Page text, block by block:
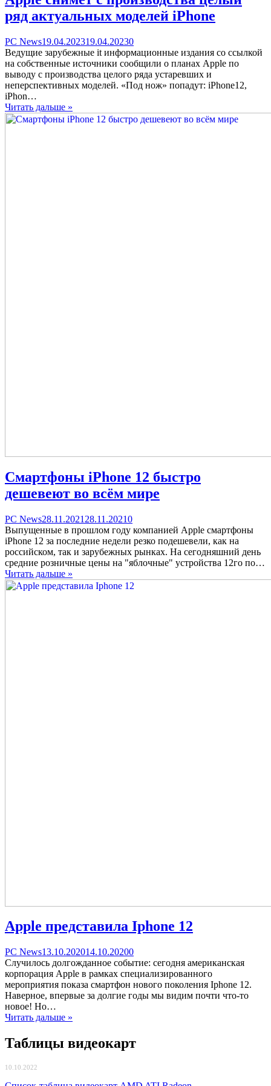
ряд актуальных моделей iPhone
Categories
PC NewsPosted
on
19.04.202319.04.20230comments
on
Apple
снимет
с
ряд
Ведущие зарубежные it информационные издания со ссылкой
на собственные источники сообщили о планах Apple по
выводу с производства целого ряда устаревших и
неперспективных моделей. «Под нож» попадут: iPhone12,
iPhon…
Читать дальше »
Смартфоны iPhone 12 быстро
дешевеют во всём мире
Categories
PC NewsPosted
on
28.11.2021 28.11.20210comments
on
Смартфоны
iPhone
12
дешевеют
Выпущенные в прошлом году компанией Apple смартфоны
iPhone 12 за последние недели резко подешевели, как на
российском, так и зарубежных рынках. На сегодняшний день
средние розничные цены на "яблочные" устройства 12го по…
Читать дальше »
Apple представила Iphone 12
Categories
PC NewsPosted
on
13.10.202014.10.20200comments
on
Apple
представила
Iphone
Случилось долгожданное событие: сегодня американская
корпорация Apple в рамках специализированного
мероприятия показа смартфон нового поколения Iphone 12.
Наверное, впервые за долгие годы мы видим почти что-то
новое! Но…
Читать дальше »
Таблицы видеокарт
10.10.2022